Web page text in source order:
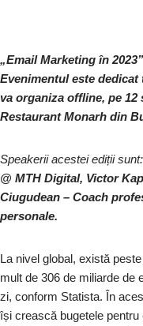
„Email Marketing în
Evenimentul este
va organiza offline, pe 12
Restaurant Monarh din
Speakerii acestei ediții sunt:
@ MTH Digital, Victor
Ciugudean – Coach
personale.
La nivel global, există
mult de 306 de miliarde de
zi, conform Statista. În
își crească bugetele